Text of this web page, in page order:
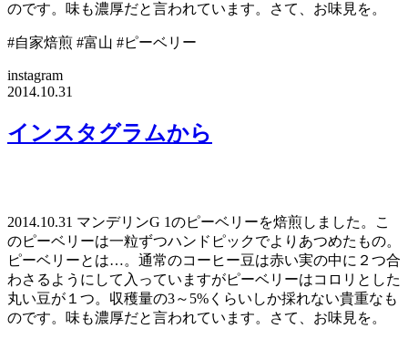
のです。味も濃厚だと言われています。さて、お味見を。
#自家焙煎 #富山 #ピーベリー
instagram
2014.10.31
インスタグラムから
2014.10.31 マンデリンG 1のピーベリーを焙煎しました。こ
のピーベリーは一粒ずつハンドピックでよりあつめたもの。
ピーベリーとは…。通常のコーヒー豆は赤い実の中に２つ合
わさるようにして入っていますがピーベリーはコロリとした
丸い豆が１つ。収穫量の3～5%くらいしか採れない貴重なも
のです。味も濃厚だと言われています。さて、お味見を。